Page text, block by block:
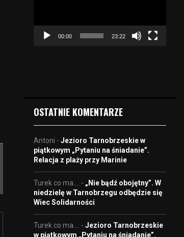
e
o
00:00 23:22
OSTATNIE KOMENTARZE
Antoni - Jezioro Tarnobrzeskie w
piątkowym „Pytaniu na śniadanie”.
Relacja z plaży przy Marinie
Turek co ma.... - „Nie bądź obojętny”. W
niedzielę w Tarnobrzegu odbędzie się
Wiec Solidarności
Turek co ma.... - Jezioro Tarnobrzeskie
w piątkowym „Pytaniu na śniadanie”.